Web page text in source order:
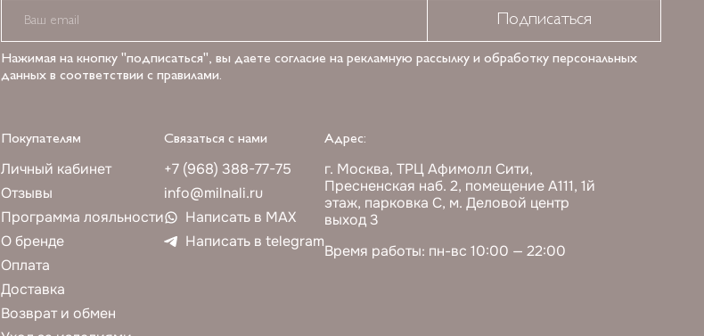
Подписаться
Нажимая на кнопку "подписаться", вы даете согласие на рекламную рассылку и обработку персональных
данных в соответствии с правилами.
Покупателям
Личный кабинет
Отзывы
Программа лояльности
О бренде
Оплата
Доставка
Возврат и обмен
Связаться с нами
+7 (968) 388-77-75
info@milnali.ru
Написать в MAX
Написать в telegram
Адрес:
г. Москва, ТРЦ Афимолл Сити,
Пресненская наб. 2, помещение А111, 1й
этаж, парковка С, м. Деловой центр
выход 3
Время работы: пн-вс 10:00 — 22:00